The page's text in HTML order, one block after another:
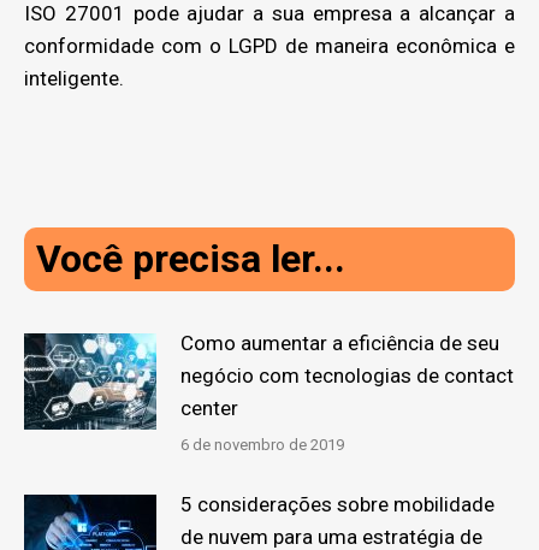
ISO 27001 pode ajudar a sua empresa a alcançar a
conformidade com o LGPD de maneira econômica e
inteligente.
Você precisa ler...
Como aumentar a eficiência de seu
negócio com tecnologias de contact
center
6 de novembro de 2019
5 considerações sobre mobilidade
de nuvem para uma estratégia de